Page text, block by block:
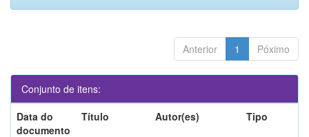
Anterior 1 Póximo
Conjunto de itens:
Data do
documento
Título Autor(es) Tipo